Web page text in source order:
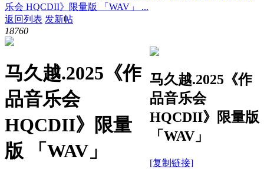
乐会 HQCDII》限量版 「WAV」 ...
返回列表 发新帖
18760
马久越.2025《作
品音乐会
HQCDII》限量
版 「WAV」
马久越.2025《作
品音乐会
HQCDII》限量版
「WAV」
[复制链接]